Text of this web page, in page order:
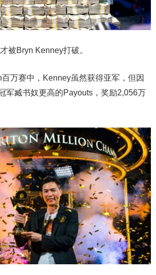
被Bryn Kenney打破。
万赛中，Kenney虽然获得亚军，但因
军臧书奴更高的Payouts，奖励2,056万